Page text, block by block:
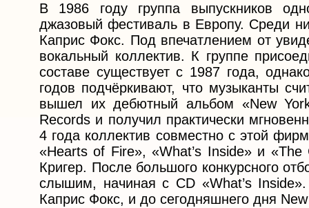
В 1986 году группа выпускников
джазовый фестиваль в Европу. Среди
Каприс Фокс. Под впечатлением от
вокальный коллектив. К группе
составе существует с 1987 года,
годов подчёркивают, что музыканты
вышел их дебютный альбом «New
Records и получил практически
4 года коллектив совместно с этой
«Hearts of Fire», «What’s Inside» и
Кригер. После большого конкурсного
слышим, начиная с CD «What’s
Каприс Фокс, и до сегодняшнего дня